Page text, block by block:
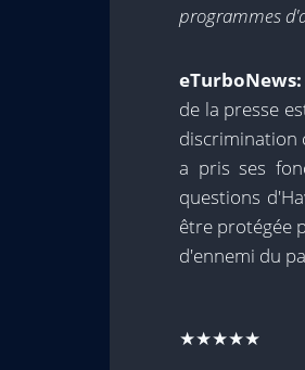
programmes
eTurboNews:
de la presse
discrimination
a pris ses
questions
être protégée
d'ennemi du
★★★★★